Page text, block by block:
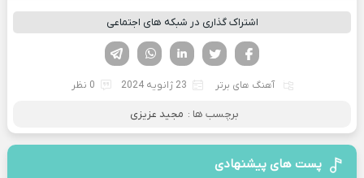
اشتراک گذاری در شبکه های اجتماعی
لینکدین تویتر
فیسوک
آهنگ های برتر 23 ژانویه 2024 0 نظر
برچسب ها : مجید عزیزی
پست های پیشنهادی